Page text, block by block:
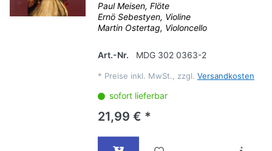
Paul Meisen, Flöte
Ernö Sebestyen, Violine
Martin Ostertag, Violoncello
Art.-Nr. MDG 302 0363-2
* Preise inkl. MwSt., zzgl. Versandkosten
sofort lieferbar
21,99 € *